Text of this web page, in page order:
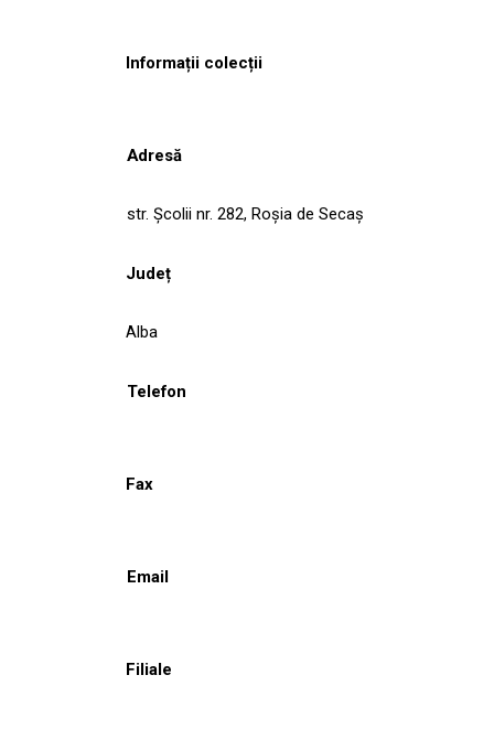
Informații colecții
Adresă
str. Şcolii nr. 282, Roşia de Secaş
Județ
Alba
Telefon
Fax
Email
Filiale